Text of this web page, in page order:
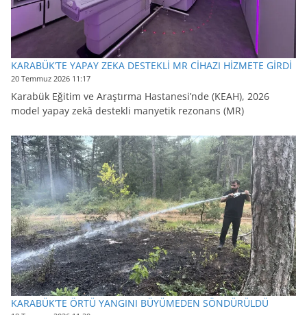
KARABÜK’TE YAPAY ZEKA DESTEKLİ MR CİHAZI HİZMETE GİRDİ
20 Temmuz 2026 11:17
Karabük Eğitim ve Araştırma Hastanesi’nde (KEAH), 2026
model yapay zekâ destekli manyetik rezonans (MR)
KARABÜK’TE ÖRTÜ YANGINI BÜYÜMEDEN SÖNDÜRÜLDÜ